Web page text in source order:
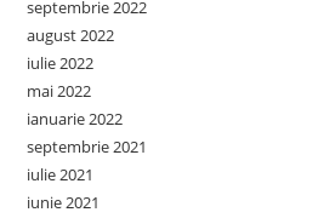
septembrie 2022
august 2022
iulie 2022
mai 2022
ianuarie 2022
septembrie 2021
iulie 2021
iunie 2021